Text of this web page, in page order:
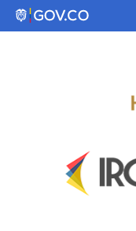
Skip to Main Content